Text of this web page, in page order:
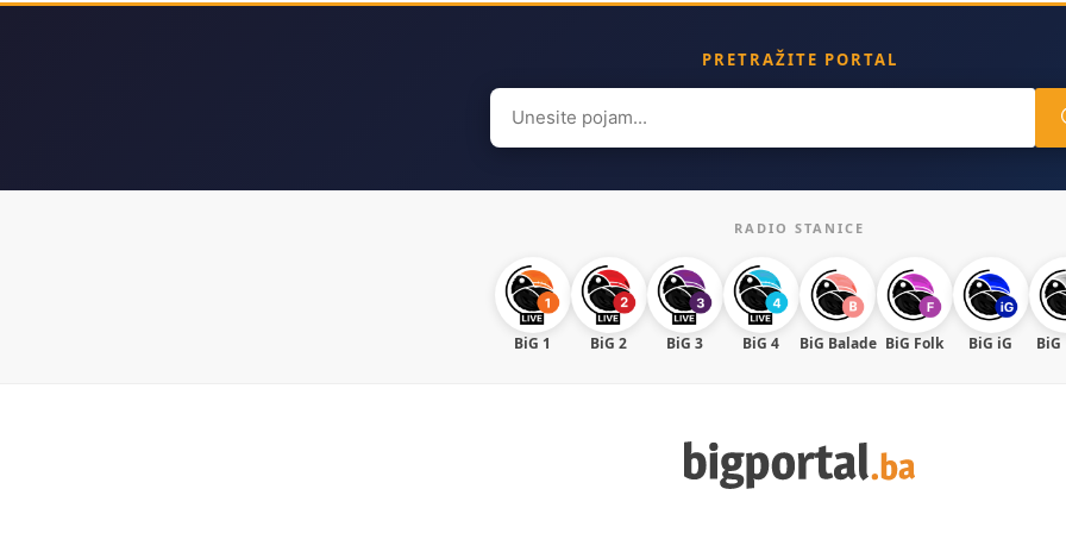
PRETRAŽITE PORTAL
Search
for:
RADIO STANICE
BiG 1 BiG 2 BiG 3 BiG 4 BiG Balade BiG Folk BiG iG BiG